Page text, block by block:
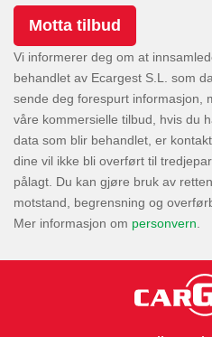
Vi informerer deg om at
behandlet av Ecargest S.L. som
sende deg forespurt informasjon,
våre kommersielle tilbud, hvis du
data som blir behandlet, er
dine vil ikke bli overført til
pålagt. Du kan gjøre bruk av
motstand, begrensning og
Mer informasjon om personvern